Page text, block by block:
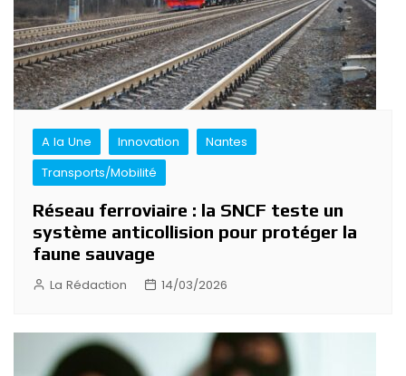
A la Une Innovation
Nantes
Transports/Mobilité
Réseau ferroviaire : la SNCF teste un
système anticollision pour protéger la
faune sauvage
La Rédaction 14/03/2026